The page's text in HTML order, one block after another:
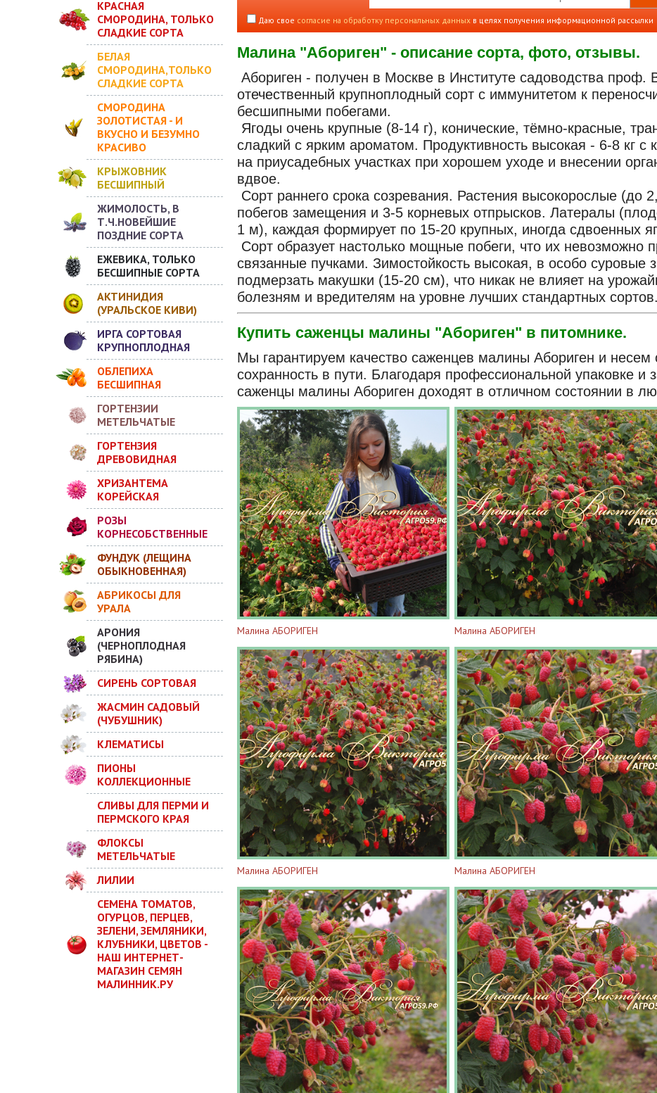
КРАСНАЯ
СМОРОДИНА, ТОЛЬКО
СЛАДКИЕ СОРТА
БЕЛАЯ
СМОРОДИНА,ТОЛЬКО
СЛАДКИЕ СОРТА
СМОРОДИНА
ЗОЛОТИСТАЯ - И
ВКУСНО И БЕЗУМНО
КРАСИВО
КРЫЖОВНИК
БЕСШИПНЫЙ
ЖИМОЛОСТЬ, В
Т.Ч.НОВЕЙШИЕ
ПОЗДНИЕ СОРТА
ЕЖЕВИКА, ТОЛЬКО
БЕСШИПНЫЕ СОРТА
АКТИНИДИЯ
(УРАЛЬСКОЕ КИВИ)
ИРГА СОРТОВАЯ
КРУПНОПЛОДНАЯ
ОБЛЕПИХА
БЕСШИПНАЯ
ГОРТЕНЗИИ
МЕТЕЛЬЧАТЫЕ
ГОРТЕНЗИЯ
ДРЕВОВИДНАЯ
ХРИЗАНТЕМА
КОРЕЙСКАЯ
РОЗЫ
КОРНЕСОБСТВЕННЫЕ
ФУНДУК (ЛЕЩИНА
ОБЫКНОВЕННАЯ)
АБРИКОСЫ ДЛЯ
УРАЛА
АРОНИЯ
(ЧЕРНОПЛОДНАЯ
РЯБИНА)
СИРЕНЬ СОРТОВАЯ
ЖАСМИН САДОВЫЙ
(ЧУБУШНИК)
КЛЕМАТИСЫ
ПИОНЫ
КОЛЛЕКЦИОННЫЕ
СЛИВЫ ДЛЯ ПЕРМИ И
ПЕРМСКОГО КРАЯ
ФЛОКСЫ
МЕТЕЛЬЧАТЫЕ
ЛИЛИИ
СЕМЕНА ТОМАТОВ,
ОГУРЦОВ, ПЕРЦЕВ,
ЗЕЛЕНИ, ЗЕМЛЯНИКИ,
КЛУБНИКИ, ЦВЕТОВ -
НАШ ИНТЕРНЕТ-
МАГАЗИН СЕМЯН
МАЛИННИК.РУ
Даю свое согласие на обработку персональных данных в целях получения информационной рассылки
Малина "Абориген" - описание сорта, фото, отзывы.
Абориген - получен в Москве в Институте садоводства
отечественный крупноплодный сорт с иммунитетом к
бесшипными побегами.
Ягоды очень крупные (8-14 г), конические, тёмно-красные,
сладкий с ярким ароматом. Продуктивность высокая - 6-8 кг
на приусадебных участках при хорошем уходе и внесении
вдвое.
Сорт раннего срока созревания. Растения высокорослые
побегов замещения и 3-5 корневых отпрысков. Латералы
1 м), каждая формирует по 15-20 крупных, иногда сдвоенных
Сорт образует настолько мощные побеги, что их невозможно
связанные пучками. Зимостойкость высокая, в особо суровые
подмерзать макушки (15-20 см), что никак не влияет на
болезням и вредителям на уровне лучших стандартных сортов.
Купить саженцы малины "Абориген" в питомнике.
Мы гарантируем качество саженцев малины Абориген и несем
сохранность в пути. Благодаря профессиональной упаковке и
саженцы малины Абориген доходят в отличном состоянии в
Малина АБОРИГЕН Малина АБОРИГЕН
Малина АБОРИГЕН Малина АБОРИГЕН